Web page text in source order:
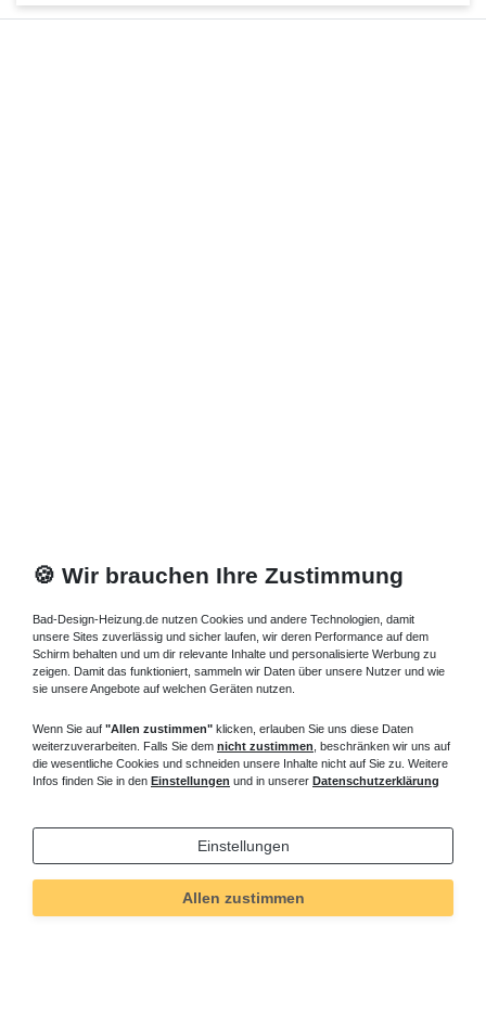
Technisches
Wert
Art.-ID 5189
🍪 Wir brauchen Ihre Zustimmung
Bad-Design-Heizung.de nutzen Cookies und andere Technologien, damit
unsere Sites zuverlässig und sicher laufen, wir deren Performance auf dem
Schirm behalten und um dir relevante Inhalte und personalisierte Werbung zu
zeigen. Damit das funktioniert, sammeln wir Daten über unsere Nutzer und wie
sie unsere Angebote auf welchen Geräten nutzen.
Wenn Sie auf "Allen zustimmen" klicken, erlauben Sie uns diese Daten
weiterzuverarbeiten. Falls Sie dem nicht zustimmen , beschränken wir uns auf
die wesentliche Cookies und schneiden unsere Inhalte nicht auf Sie zu. Weitere
Infos finden Sie in den Einstellungen und in unserer Datenschutzerklärung
Einstellungen
Allen zustimmen